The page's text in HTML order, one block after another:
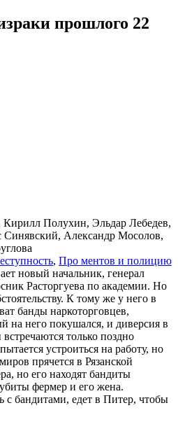
прошлого 22
Кирилл Полухин, Эльдар Лебедев,
Синявский, Александр Мосолов,
, Про мен­тов и по­ли­цию
новый начальник, генерал
Расторгуева по академии. Но
К тому же у него в
банды наркоторговцев,
на него покушался, и диверсия в
только поздно
устроиться на работу, но
прячется в Рязанской
но его находят бандиты
фермер и его жена.
с бандитами, едет в Питер, чтобы